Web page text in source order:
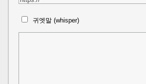
귀엣말 (whisper)